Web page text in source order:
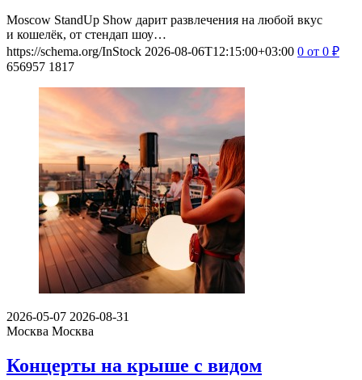
Moscow StandUp Show дарит развлечения на любой вкус
и кошелёк, от стендап шоу…
https://schema.org/InStock 2026-08-06T12:15:00+03:00 0 от 0 ₽
656957 1817
2026-05-07 2026-08-31
Москва Москва
Концерты на крыше с видом